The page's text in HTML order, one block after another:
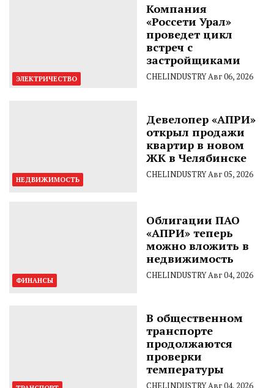
ЭЛЕКТРИЧЕСТВО
Компания
«Россети Урал»
проведет цикл
встреч с
застройщиками
CHELINDUSTRYАвг 06, 2026
НЕДВИЖИМОСТЬ
Девелопер «АПРИ»
открыл продажи
квартир в новом
ЖК в Челябинске
CHELINDUSTRYАвг 05, 2026
ФИНАНСЫ
Облигации ПАО
«АПРИ» теперь
можно вложить в
недвижимость
CHELINDUSTRYАвг 04, 2026
В общественном
транспорте
продолжаются
проверки
температуры
CHELINDUSTRYАвг 04, 2026